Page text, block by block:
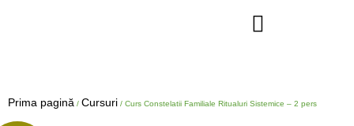
Prima pagină / Cursuri / Curs Constelatii Familiale Ritualuri Sistemice – 2 pers